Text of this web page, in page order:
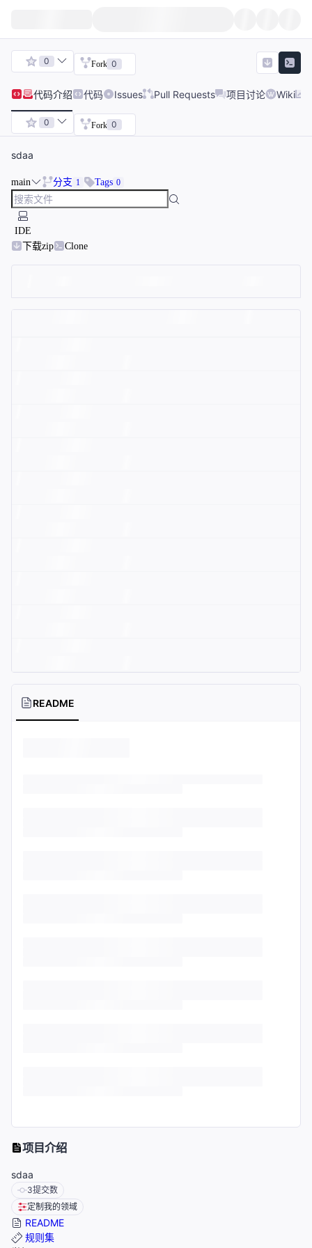
0 Fork 0
代码介绍 代码 Issues Pull Requests 项目讨论 Wiki
0 Fork 0
sdaa
main 分支 1 Tags 0
IDE
下载zip
Clone
README
项目介绍
sdaa
3提交数
定制我的领域
README
规则集